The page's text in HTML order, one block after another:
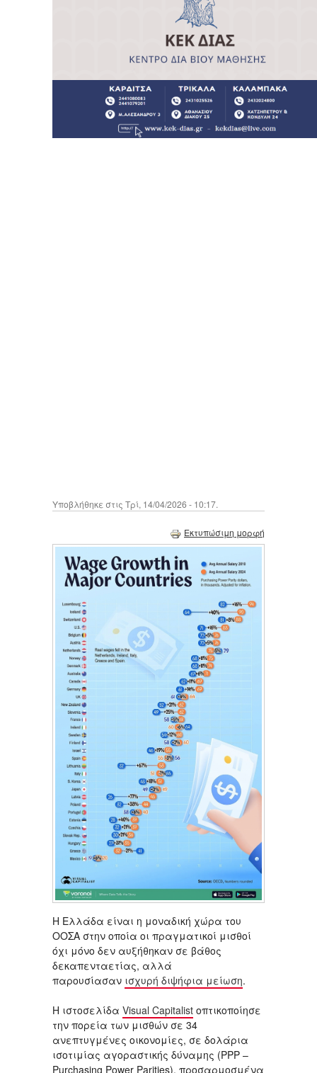
Υποβλήθηκε στις Τρί, 14/04/2026 - 10:17.
Εκτυπώσιμη μορφή
Η Ελλάδα είναι η μοναδική χώρα του
ΟΟΣΑ στην οποία οι πραγματικοί μισθοί
όχι μόνο δεν αυξήθηκαν σε βάθος
δεκαπενταετίας, αλλά
παρουσίασαν ισχυρή διψήφια μείωση.
H ιστοσελίδα Visual Capitalist οπτικοποίησε
την πορεία των μισθών σε 34
ανεπτυγμένες οικονομίες, σε δολάρια
ισοτιμίας αγοραστικής δύναμης (PPP –
Purchasing Power Parities), προσαρμοσμένα